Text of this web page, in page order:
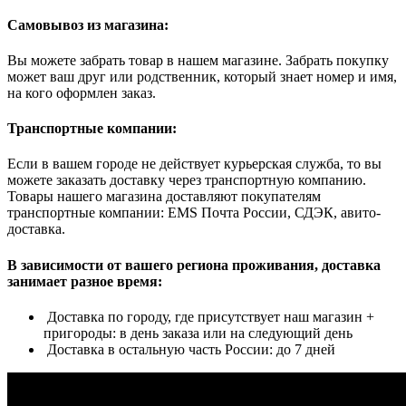
Самовывоз из магазина:
Вы можете забрать товар в нашем магазине. Забрать покупку
может ваш друг или родственник, который знает номер и имя,
на кого оформлен заказ.
Транспортные компании:
Если в вашем городе не действует курьерская служба, то вы
можете заказать доставку через транспортную компанию.
Товары нашего магазина доставляют покупателям
транспортные компании: EMS Почта России, СДЭК, авито-
доставка.
В зависимости от вашего региона проживания, доставка
занимает разное время:
Доставка по городу, где присутствует наш магазин +
пригороды: в день заказа или на следующий день
Доставка в остальную часть России: до 7 дней